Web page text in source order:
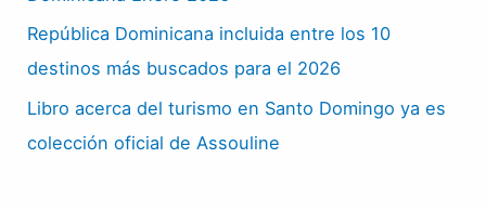
República Dominicana incluida entre los 10
destinos más buscados para el 2026
Libro acerca del turismo en Santo Domingo ya es
colección oficial de Assouline